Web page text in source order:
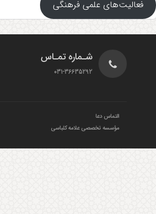
فعالیت‌های علمی فرهنگی
شـماره تمـاس
031-36635292
التماس دعا
مؤسسه تخصصی علامه کلباسی